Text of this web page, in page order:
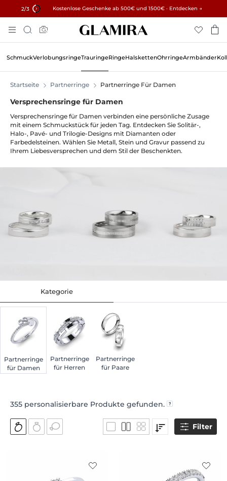
2/3 15% auf alle Bestellungen →
Kostenlose Geschenke ab 500€ und 1500€ · Entdecken →
✓ 60 Tage Rückgaberecht ✓ Kostenlose Größenanpassung
Inhalt
Springen
Suche
SchmuckVerlobungsringeTrauringeRingeHalskettenOhrringeArmbänder
Startseite Partnerringe Partnerringe Für Damen
Versprechensringe für Damen
Versprechensringe für Damen verbinden eine persönliche Zusage
mit einem Schmuckstück für jeden Tag. Entdecken Sie Solitär-,
Halo-, Pavé- und Trilogie-Designs mit Diamanten oder
Farbedelsteinen. Wählen Sie Metall, Stein und Gravur passend zu
Ihrem Liebesversprechen und dem Stil der Beschenkten.
Kategorie
Partnerringe
für Damen
Partnerringe
für Herren
Partnerringe
für Paare
355 personalisierbare Produkte gefunden.
Filter